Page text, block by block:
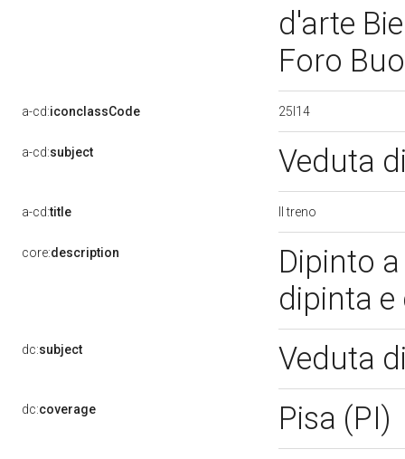
d'arte
Foro
a-cd:iconclassCode 25I14
a-cd:subject Veduta
a-cd:title Il treno
core:description
Dipinto
dipinta
dc:subject Veduta
dc:coverage Pisa (PI)